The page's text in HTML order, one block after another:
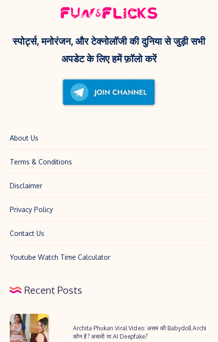
वेब
सीरीज़!
के
स्पोर्ट्स, मनोरंजन, और टेक्नोलॉजी की दुनिया से जुड़ी सभी
अपडेट के लिए हमें फ़ॉलो करें
About Us
Terms & Conditions
Disclaimer
Privacy Policy
Contact Us
Youtube Watch Time Calculator
Recent Posts
Archita
Phukan
Archita Phukan Viral Video: असम की Babydoll Archi
कौन है? असली या AI Deepfake?